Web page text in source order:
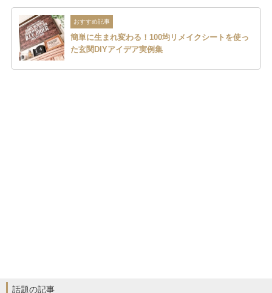
おすすめ記事
簡単に生まれ変わる！100均リメイクシートを使っ
た玄関DIYアイデア実例集
話題の記事